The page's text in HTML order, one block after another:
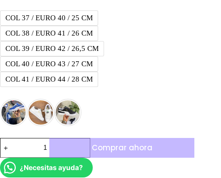
COL 37 / EURO 40 / 25 CM
COL 38 / EURO 41 / 26 CM
COL 39 / EURO 42 / 26,5 CM
COL 40 / EURO 43 / 27 CM
COL 41 / EURO 44 / 28 CM
Puma
Suede
XL
cantidad
Comprar ahora
¿Necesitas ayuda?